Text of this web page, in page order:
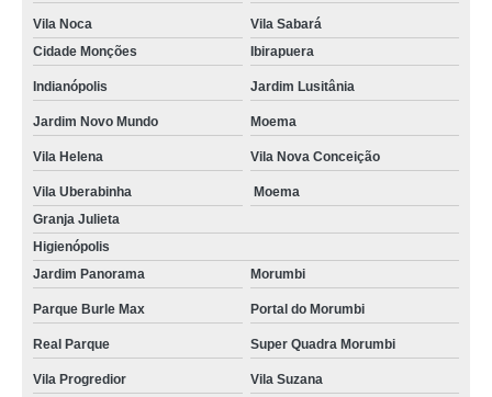
Vila Noca
Vila Sabará
Cidade Monções
Ibirapuera
Indianópolis Jardim Lusitânia
Jardim Novo Mundo Moema
Vila Helena Vila Nova Conceição
Vila Uberabinha
Moema
Granja Julieta
Higienópolis
Jardim Panorama
Morumbi
Parque Burle Max Portal do Morumbi
Real Parque Super Quadra Morumbi
Vila Progredior Vila Suzana